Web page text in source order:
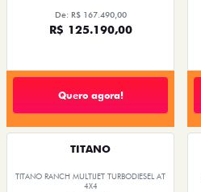
De: R$ 167.490,00
R$ 125.190,00
Quero agora!
TITANO
TITANO RANCH MULTIJET TURBODIESEL AT
4X4